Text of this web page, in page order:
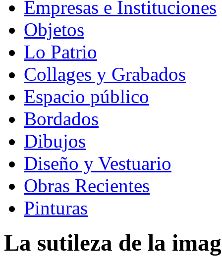
Empresas e Instituciones
Objetos
Lo Patrio
Collages y Grabados
Espacio público
Bordados
Dibujos
Diseño y Vestuario
Obras Recientes
Pinturas
La sutileza de la